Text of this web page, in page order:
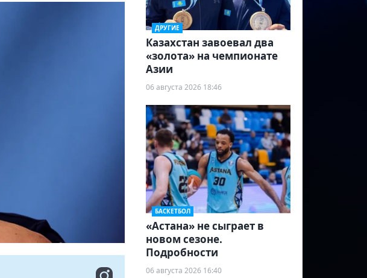
ДРУГИЕ
Казахстан завоевал два
«золота» на чемпионате
Азии
06 августа 2026 18:46
БАСКЕТБОЛ
«Астана» не сыграет в
новом сезоне.
Подробности
06 августа 2026 16:40